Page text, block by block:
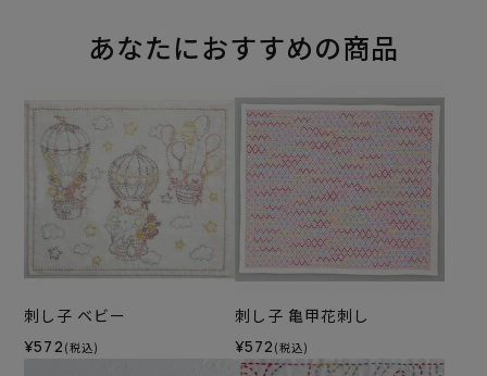
あなたにおすすめの商品
刺し子 ベビー
¥572 (税込)
刺し子 亀甲花刺し
¥572 (税込)